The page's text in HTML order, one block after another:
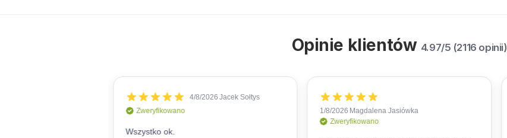
Opinie klientów 4.97/5 (2116 opinii)